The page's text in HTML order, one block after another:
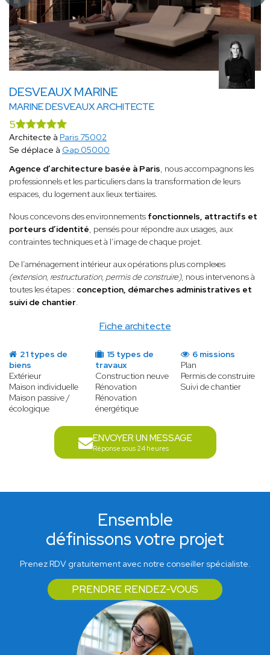
DESVEAUX MARINE
MARINE DESVEAUX ARCHITECTE
Fiche architecte
5
Architecte à Paris 75002
Se déplace à Gap 05000
Agence d’architecture basée à Paris, nous accompagnons les
professionnels et les particuliers dans la transformation de leurs
espaces, du logement aux lieux tertiaires.
Nous concevons des environnements fonctionnels, attractifs et
porteurs d’identité, pensés pour répondre aux usages, aux
contraintes techniques et à l’image de chaque projet.
De l’aménagement intérieur aux opérations plus complexes
(extension, restructuration, permis de construire), nous intervenons à
toutes les étapes : conception, démarches administratives et
suivi de chantier.
21 types de
biens
Extérieur
Maison individuelle
Maison passive /
écologique
15 types de
travaux
Construction neuve
Rénovation
Rénovation
énergétique
6 missions
Plan
Permis de construire
Suivi de chantier
ENVOYER UN MESSAGE
Réponse sous 24 heures
Ensemble
définissons votre projet
Prenez RDV gratuitement avec notre conseiller spécialiste.
PRENDRE RENDEZ-VOUS